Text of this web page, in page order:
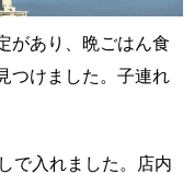
があり、晩ごはん食
つけました。子連れ
で入れました。店内